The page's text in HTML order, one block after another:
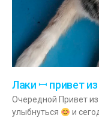
Лаки ꟷ привет
Очередной Привет
улыбнуться
и